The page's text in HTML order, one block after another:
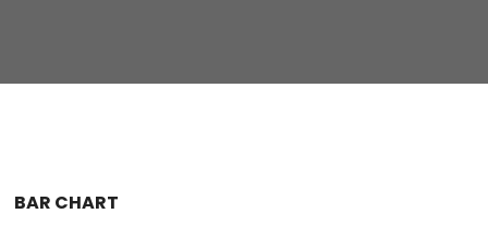
BAR CHART